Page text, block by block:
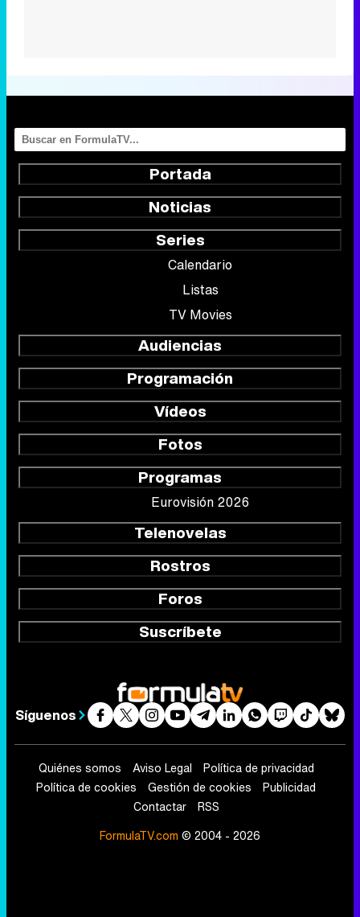
Portada
Noticias
Series
Calendario
Listas
TV Movies
Audiencias
Programación
Vídeos
Fotos
Programas
Eurovisión 2026
Telenovelas
Rostros
Foros
Suscríbete
Síguenos
Quiénes somos Aviso Legal
Política de privacidad
Política de cookies
Gestión de cookies
Publicidad
Contactar
RSS
FormulaTV.com © 2004 - 2026